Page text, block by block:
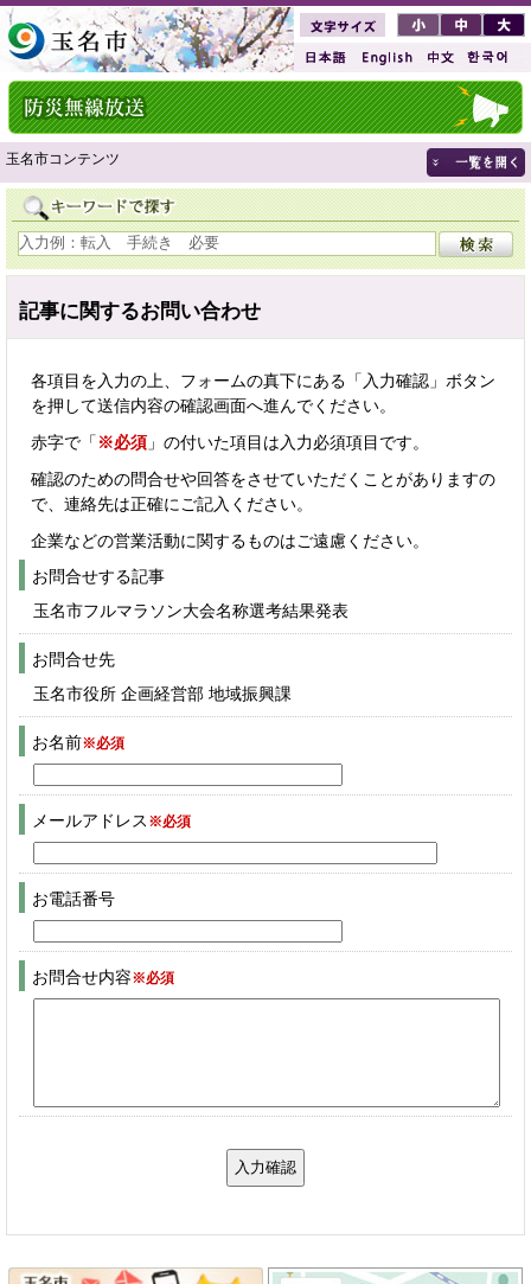
玉名市コンテンツ
記事に関するお問い合わせ
各項目を入力の上、フォームの真下にある「入力確認」ボタン
を押して送信内容の確認画面へ進んでください。
赤字で「 ※必須 」の付いた項目は入力必須項目です。
確認のための問合せや回答をさせていただくことがありますの
で、連絡先は正確にご記入ください。
企業などの営業活動に関するものはご遠慮ください。
お問合せする記事
玉名市フルマラソン大会名称選考結果発表
お問合せ先
玉名市役所 企画経営部 地域振興課
お名前※必須
メールアドレス ※必須
お電話番号
お問合せ内容※必須